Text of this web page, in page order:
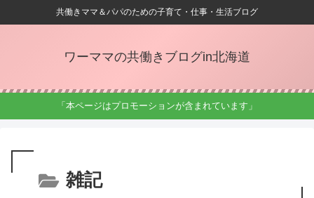
共働きママ＆パパのための子育て・仕事・生活ブログ
ワーママの共働きブログin北海道
「本ページはプロモーションが含まれています」
雑記